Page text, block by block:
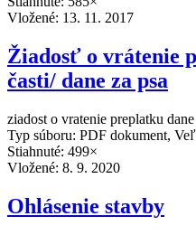
Vložené: 13. 11. 2017
Žiadosť o vrátenie
časti/ dane za psa
ziadost o vratenie preplatku
Typ súboru: PDF dokument,
Stiahnuté: 499×
Vložené: 8. 9. 2020
Ohlásenie stavby